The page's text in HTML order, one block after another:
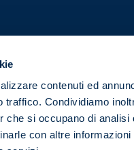
contenuti ed
traffico. Condividiamo
che si occupano di
con altre
CERTIFICATO N.